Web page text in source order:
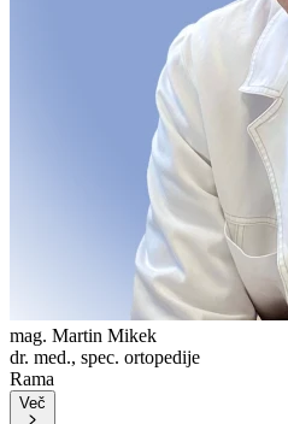
mag. Martin Mikek
dr. med., spec. ortopedije
Rama
Več